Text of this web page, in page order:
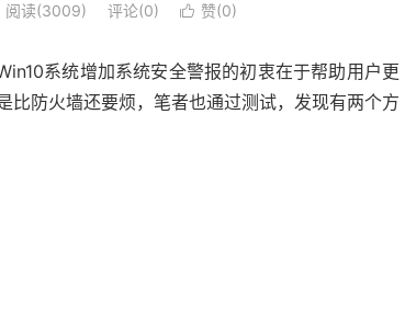
阅读(3009) 评论(0)  赞(0)
系统增加系统安全警报的初衷在于帮助用户更
防火墙还要烦，笔者也通过测试，发现有两个方